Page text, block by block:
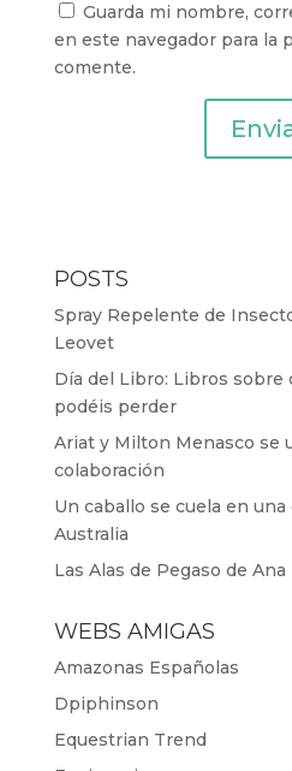
Guarda mi nombre,
en este navegador para la
comente.
POSTS
Spray Repelente de
Leovet
Día del Libro: Libros sobre
podéis perder
Ariat y Milton Menasco se
colaboración
Un caballo se cuela en
Australia
Las Alas de Pegaso de Ana
WEBS AMIGAS
Amazonas Españolas
Dpiphinson
Equestrian Trend